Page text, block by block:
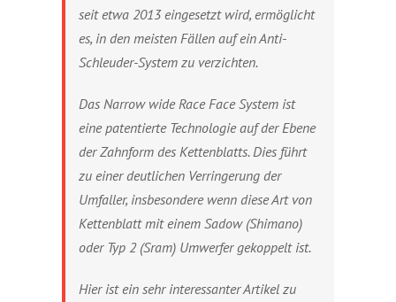
seit etwa 2013 eingesetzt wird, ermöglicht
es, in den meisten Fällen auf ein Anti-
Schleuder-System zu verzichten.
Das Narrow wide Race Face System ist
eine patentierte Technologie auf der Ebene
der Zahnform des Kettenblatts. Dies führt
zu einer deutlichen Verringerung der
Umfaller, insbesondere wenn diese Art von
Kettenblatt mit einem Sadow (Shimano)
oder Typ 2 (Sram) Umwerfer gekoppelt ist.
Hier ist ein sehr interessanter Artikel zu